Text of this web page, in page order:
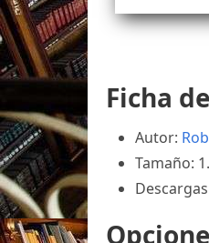
Ficha
Autor:
Tamaño: